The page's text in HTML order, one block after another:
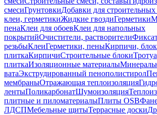
смесиГрунтовкиДобавки для строительных
клеи, герметикиЖидкие гвоздиГерметики
пенаКлеи для обоевКлеи для напольных
покрытийОчистители, растворители
резьбыКлеиГерметики, пеныКирпичи,
плиткаКирпичиСтроительные блоки
плиткаИзоляционные материалы
ватаЭкструдированный пенополистирол
мембраныОтражающая теплоизоляция
лентыПоликарбонатШумоизоляция
плитные и пиломатериалыПлиты OSB
ЛДСПМебельные щитыТеррасные доски